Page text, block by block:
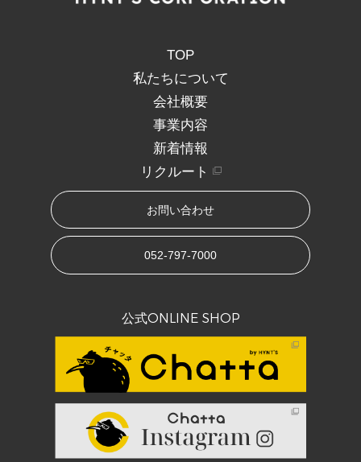
TOP
私たちについて
会社概要
事業内容
新着情報
リクルート
お問い合わせ
052-797-7000
公式ONLINE SHOP